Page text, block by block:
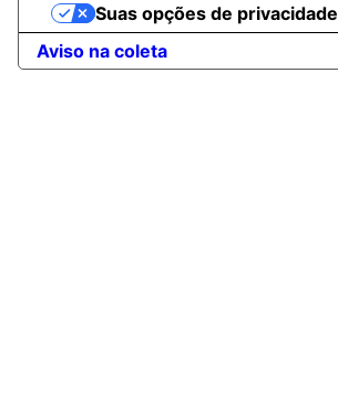
Aviso na coleta
Suas opções de privacidade